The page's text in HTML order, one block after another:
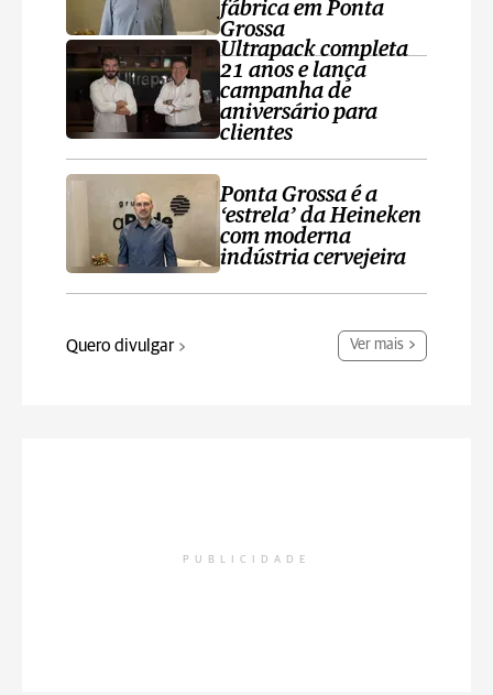
fábrica em Ponta
Grossa
Ultrapack completa
21 anos e lança
campanha de
aniversário para
clientes
Ponta Grossa é a
‘estrela’ da Heineken
com moderna
indústria cervejeira
Quero divulgar Ver mais
PUBLICIDADE